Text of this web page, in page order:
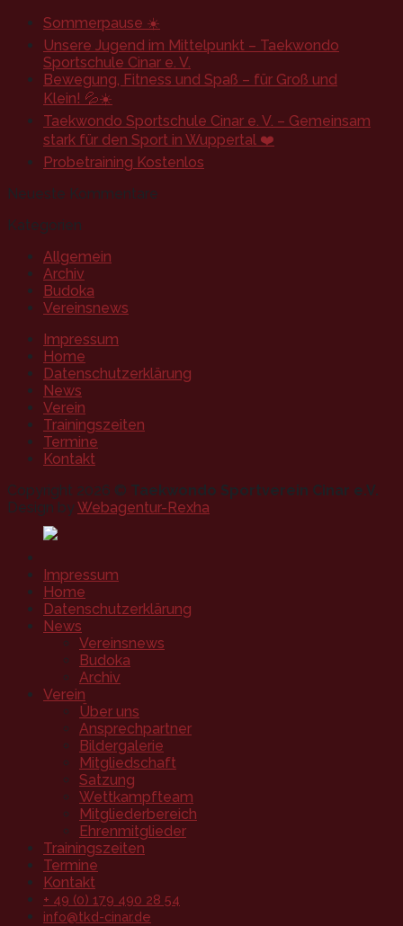
Sommerpause ☀️
Unsere Jugend im Mittelpunkt – Taekwondo
Sportschule Cinar e. V.
Bewegung, Fitness und Spaß – für Groß und
Klein! 💦☀️
Taekwondo Sportschule Cinar e. V. – Gemeinsam
stark für den Sport in Wuppertal ❤️
Probetraining Kostenlos
Neueste Kommentare
Kategorien
Allgemein
Archiv
Budoka
Vereinsnews
Impressum
Home
Datenschutzerklärung
News
Verein
Trainingszeiten
Termine
Kontakt
Copyright 2026 © Taekwondo Sportverein Cinar e.V.
Design byWebagentur-Rexha
Impressum
Home
Datenschutzerklärung
News
Vereinsnews
Budoka
Archiv
Verein
Über uns
Ansprechpartner
Bildergalerie
Mitgliedschaft
Satzung
Wettkampfteam
Mitgliederbereich
Ehrenmitglieder
Trainingszeiten
Termine
Kontakt
+ 49 (0) 179 490 28 54
info@tkd-cinar.de